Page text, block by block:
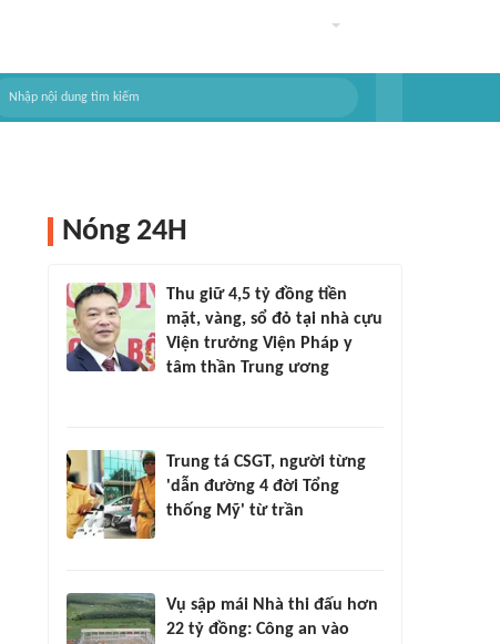
Nóng 24H
Thu giữ 4,5 tỷ đồng tiền
mặt, vàng, sổ đỏ tại nhà cựu
Viện trưởng Viện Pháp y
tâm thần Trung ương
Trung tá CSGT, người từng
'dẫn đường 4 đời Tổng
thống Mỹ' từ trần
Vụ sập mái Nhà thi đấu hơn
22 tỷ đồng: Công an vào